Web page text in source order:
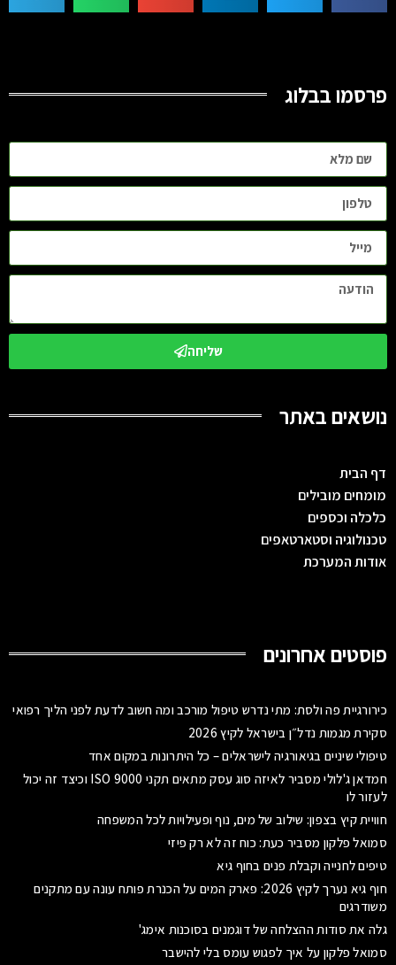
פרסמו בבלוג
שליחה
נושאים באתר
דף הבית
מומחים מובילים
כלכלה וכספים
טכנולוגיה וסטארטאפים
אודות המערכת
פוסטים אחרונים
כירורגיית פה ולסת: מתי נדרש טיפול מורכב ומה חשוב לדעת לפני הליך רפואי
סקירת מגמות נדל״ן בישראל לקיץ 2026
טיפולי שיניים בגיאורגיה לישראלים – כל היתרונות במקום אחד
חמדאן ג'לולי מסביר לאיזה סוג עסק מתאים תקני ISO 9000 וכיצד זה יכול
לעזור לו
חוויית קיץ בצפון: שילוב של מים, נוף ופעילויות לכל המשפחה
סמואל פלקון מסביר כעת: כוח זה לא רק פיזי
טיפים לחנייה וקבלת פנים בחוף גיא
חוף גיא נערך לקיץ 2026: פארק המים על הכנרת פותח עונה עם מתקנים
משודרגים
גלה את סודות ההצלחה של דוגמנים בסוכנות אימג'
סמואל פלקון על איך לפגוש עומס בלי להישבר